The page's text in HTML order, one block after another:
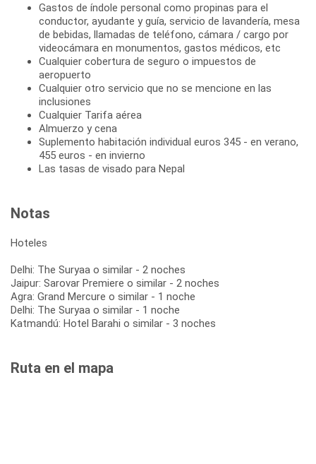
Gastos de índole personal como propinas para el
conductor, ayudante y guía, servicio de lavandería, mesa
de bebidas, llamadas de teléfono, cámara / cargo por
videocámara en monumentos, gastos médicos, etc
Cualquier cobertura de seguro o impuestos de
aeropuerto
Cualquier otro servicio que no se mencione en las
inclusiones
Cualquier Tarifa aérea
Almuerzo y cena
Suplemento habitación individual euros 345 - en verano,
455 euros - en invierno
Las tasas de visado para Nepal
Notas
Hoteles
Delhi: The Suryaa o similar - 2 noches
Jaipur: Sarovar Premiere o similar - 2 noches
Agra: Grand Mercure o similar - 1 noche
Delhi: The Suryaa o similar - 1 noche
Katmandú: Hotel Barahi o similar - 3 noches
Ruta en el mapa